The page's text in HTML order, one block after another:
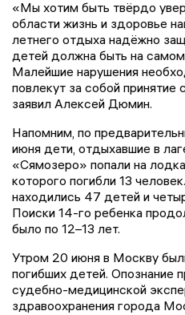
«Мы хотим быть твёрдо
области жизнь и здоровье
летнего отдыха надёжно
детей должна быть на
Малейшие нарушения
повлекут за собой
заявил Алексей Дюмин.
Напомним, по
июня дети, отдыхавшие в
«Сямозеро» попали на
которого погибли 13
находились 47 детей и
Поиски 14-го ребенка
было по 12–13 лет.
Утром 20 июня в Москву
погибших детей. Опознание
судебно-медицинской
здравоохранения города